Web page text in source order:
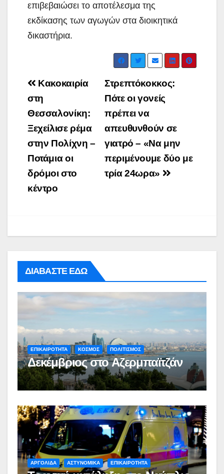
επιβεβαιώσει το αποτέλεσμα της
εκδίκασης των αγωγών στα διοικητικά
δικαστήρια.
Post
navigation
Στρεπτόκοκκος:
Πότε οι γονείς
πρέπει να
απευθυνθούν σε
γιατρό – «Να μην
περιμένουμε δύο με
τρία 24ωρα»
Κακοκαιρία
στη
Θεσσαλονίκη:
Ξεχείλισε ρέμα
στην Πολίχνη –
Ποτάμια οι
δρόμοι στο
κέντρο
ΔΙΑΒΑΣΤΕ ΕΔΩ
ΕΠΙΚΑΙΡΟΤΗΤΑ ΚΟΣΜΟΣ ΠΟΛΙΤΙΣΜΟΣ
Δεκέμβριος στο Αζερμπαϊτζάν
ΑΡΓΟΛΙΔΑ ΑΣΤΥΝΟΜΙΚΑ ΕΠΙΚΑΙΡΟΤΗΤΑ